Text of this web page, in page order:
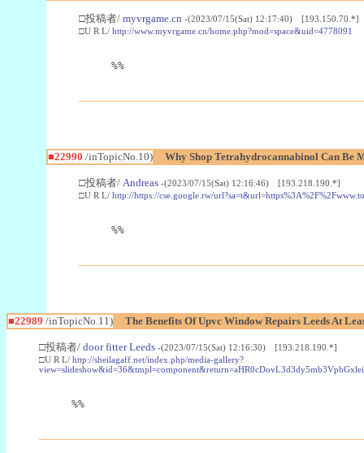
□投稿者/ myvrgame.cn -(2023/07/15(Sat) 12:17:40) [193.150.70.*]
□U R L/ http://www.myvrgame.cn/home.php?mod=space&uid=4778091
%%
■22990 /inTopicNo.10) Why Shop Tetrahydrocannabinol Can Be
□投稿者/ Andreas -(2023/07/15(Sat) 12:16:46) [193.218.190.*]
□U R L/ http://https://cse.google.rw/
%%
■22989 /inTopicNo.11) The Benefits Of Upvc Window Repairs Leeds At
□投稿者/ door fitter Leeds -(2023/07/15(Sat) 12:16:30) [193.218.190.*]
□U R L/ http://sheilagaff.net/index.php/media-gallery?
%%